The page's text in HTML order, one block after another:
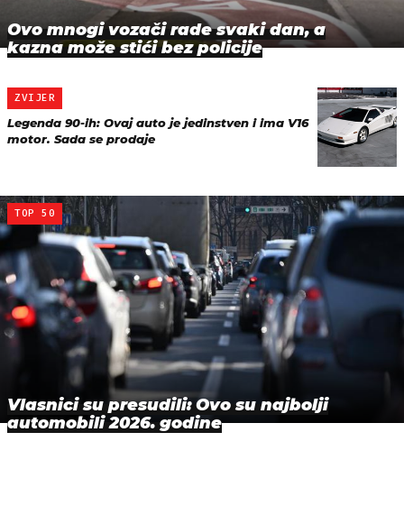
Ovo mnogi vozači rade svaki dan, a
kazna može stići bez policije
ZVIJER
Legenda 90-ih: Ovaj auto je jedinstven i ima V16
motor. Sada se prodaje
TOP 50
Vlasnici su presudili: Ovo su najbolji
automobili 2026. godine